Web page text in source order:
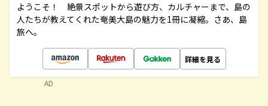
ようこそ！ 絶景スポットから遊び方、カルチャーまで、島の
人たちが教えてくれた奄美大島の魅力を1冊に凝縮。さあ、島
旅へ。
詳細を見る
AD